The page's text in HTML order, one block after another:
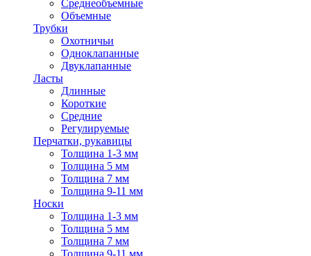
Среднеобъемные
Объемные
Трубки
Охотничьи
Одноклапанные
Двуклапанные
Ласты
Длинные
Короткие
Средние
Регулируемые
Перчатки, рукавицы
Толщина 1-3 мм
Толщина 5 мм
Толщина 7 мм
Толщина 9-11 мм
Носки
Толщина 1-3 мм
Толщина 5 мм
Толщина 7 мм
Толщина 9-11 мм